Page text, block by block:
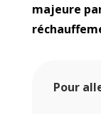
majeure
Pour